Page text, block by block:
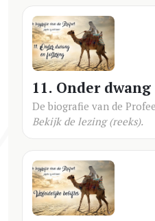
11. Onder
De biografie van de
Bekijk de lezing (reeks).